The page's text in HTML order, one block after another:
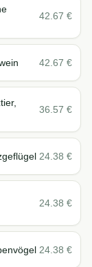
42.67 €
42.67 €
36.57 €
24.38 €
24.38 €
24.38 €